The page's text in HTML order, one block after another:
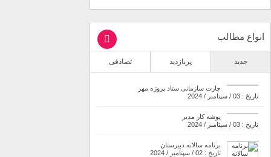
انواع مطالب
جدید پربازدید تصادفی
چارت سازمانی ستاد پروژه مهر
تاریخ : 03 / سپتامبر / 2024
پوشه کار مدیر
تاریخ : 03 / سپتامبر / 2024
برنامه سالانه دبیرستان
تاریخ : 02 / سپتامبر / 2024